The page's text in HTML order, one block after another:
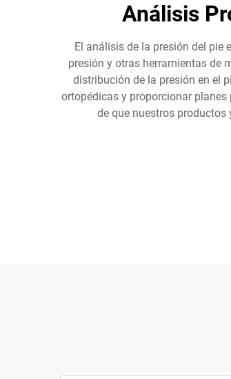
Análisis
El análisis de la presión del pie
presión y otras herramientas de
distribución de la presión en el
ortopédicas y proporcionar
de que nuestros productos